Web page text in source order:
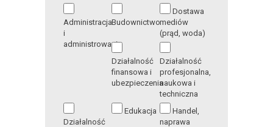
Administracja
i
administrowanie
Budownictwo
Dostawa
mediów
(prąd, woda)
Działalność
finansowa i
ubezpieczenia
Działalność
profesjonalna,
naukowa i
techniczna
Działalność
Edukacja
Handel,
naprawa